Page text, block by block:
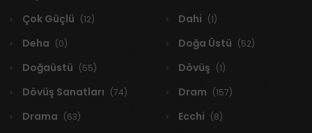
Çok Güçlü (12) Dahi (1)
Deha (0) Doğa Üstü (52)
Doğaüstü (55) Dövüş (1)
Dövüş Sanatları (74) Dram (157)
Drama (63) Ecchi (8)